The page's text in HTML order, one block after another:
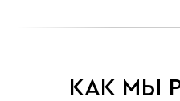
КАК МЫ